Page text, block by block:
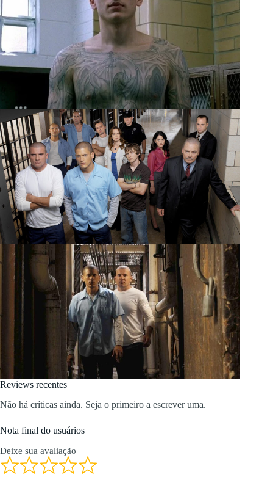
Reviews recentes
Não há críticas ainda. Seja o primeiro a escrever uma.
Nota final do usuários
Deixe sua avaliação